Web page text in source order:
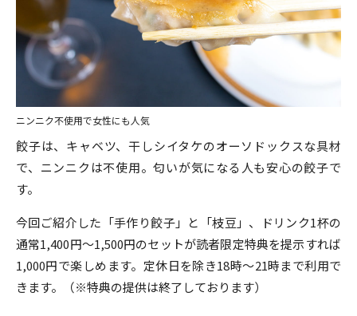
ニンニク不使用で女性にも人気
餃子は、キャベツ、干しシイタケのオーソドックスな具材
で、ニンニクは不使用。匂いが気になる人も安心の餃子で
す。
今回ご紹介した「手作り餃子」と「枝豆」、ドリンク1杯の
通常1,400円～1,500円のセットが読者限定特典を提示すれば
1,000円で楽しめます。定休日を除き18時～21時まで利用で
きます。（※特典の提供は終了しております）